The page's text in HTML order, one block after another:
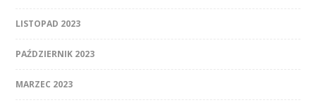
LISTOPAD 2023
PAŹDZIERNIK 2023
MARZEC 2023